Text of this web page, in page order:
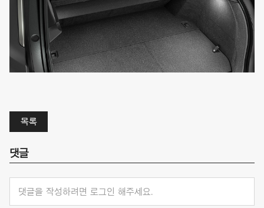
목록
댓글
댓글을 작성하려면 로그인 해주세요.